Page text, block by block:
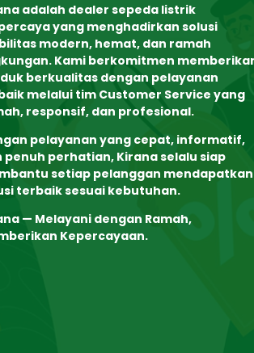
adalah dealer sepeda listrik
yang menghadirkan solusi
modern, hemat, dan ramah
Kami berkomitmen
berkualitas dengan pelayanan
melalui tim Customer Service yang
responsif, dan profesional.
pelayanan yang cepat, informatif,
penuh perhatian, Kirana selalu siap
setiap pelanggan mendapatkan
terbaik sesuai kebutuhan.
— Melayani dengan Ramah,
Kepercayaan.